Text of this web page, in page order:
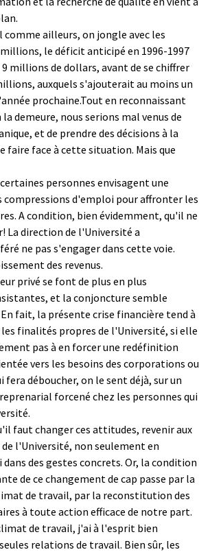
comme ailleurs, on jongle avec les
le déficit anticipé en 1996-1997
9 millions de dollars, avant de se chiffrer
auxquels s'ajouterait au moins un
prochaine.Tout en reconnaissant
demeure, nous serions mal venus de
et de prendre des décisions à la
faire face à cette situation. Mais que
personnes envisagent une
compressions d'emploi pour affronter les
A condition, bien évidemment, qu'il ne
La direction de l'Université a
ne pas s'engager dans cette voie.
des revenus.
privé se font de plus en plus
et la conjoncture semble
fait, la présente crise financière tend à
les finalités propres de l'Université, si elle
pas à en forcer une redéfinition
vers les besoins des corporations ou
fera déboucher, on le sent déjà, sur un
forcené chez les personnes qui
faut changer ces attitudes, revenir aux
l'Université, non seulement en
dans des gestes concrets. Or, la condition
de ce changement de cap passe par la
de travail, par la reconstitution des
à toute action efficace de notre part.
de travail, j'ai à l'esprit bien
relations de travail. Bien sûr, les